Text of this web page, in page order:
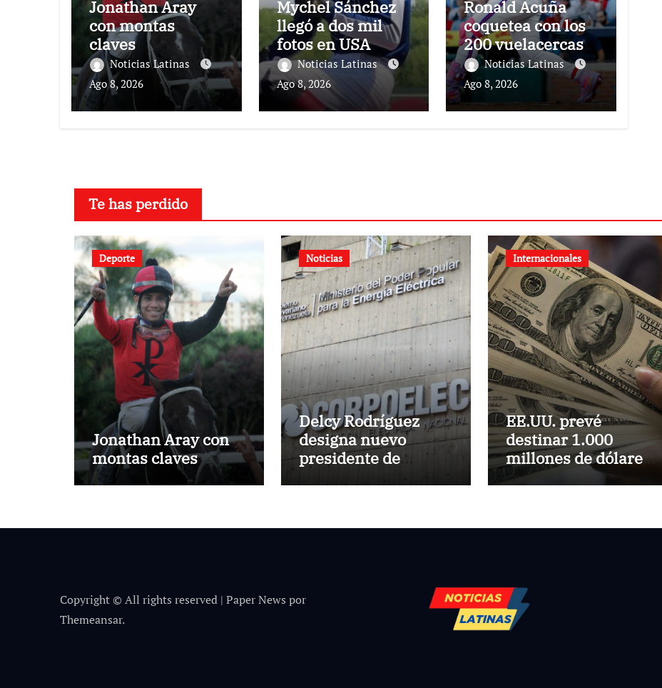
Jonathan Aray
con montas
claves
Noticias Latinas
Ago 8, 2026
Mychel Sánchez
llegó a dos mil
fotos en USA
Noticias Latinas
Ago 8, 2026
Ronald Acuña
coquetea con los
200 vuelacercas
Noticias Latinas
Ago 8, 2026
Te has perdido
Deporte
Jonathan Aray con
montas claves
Noticias
Delcy Rodríguez
designa nuevo
presidente de
Corpoelec y nuevo
Internacionales
EE.UU. prevé
destinar 1.000
millones de dólares
a Colombia para un
Copyright © All rights reserved | Paper News por
Themeansar.